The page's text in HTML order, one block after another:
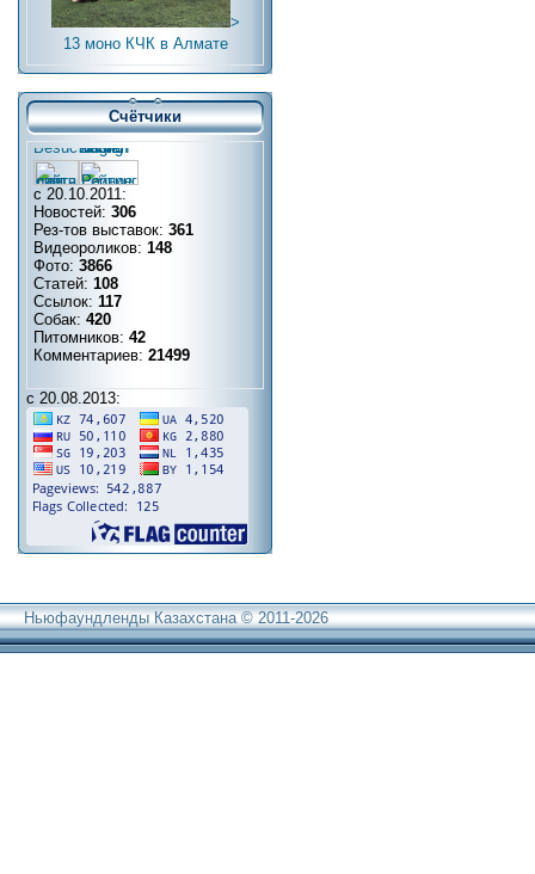
>
13 моно КЧК в Алмате
Счётчики
с 20.10.2011:
Новостей: 306
Рез-тов выставок: 361
Видеороликов: 148
Фото: 3866
Статей: 108
Ссылок: 117
Собак: 420
Питомников: 42
Комментариев: 21499
с 20.08.2013:
Ньюфаундленды Казахстана © 2011-2026